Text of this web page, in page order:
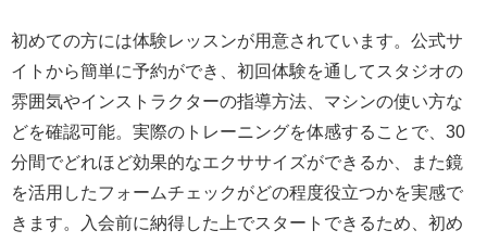
初めての方には体験レッスンが用意されています。公式サ
イトから簡単に予約ができ、初回体験を通してスタジオの
雰囲気やインストラクターの指導方法、マシンの使い方な
どを確認可能。実際のトレーニングを体感することで、30
分間でどれほど効果的なエクササイズができるか、また鏡
を活用したフォームチェックがどの程度役立つかを実感で
きます。入会前に納得した上でスタートできるため、初め